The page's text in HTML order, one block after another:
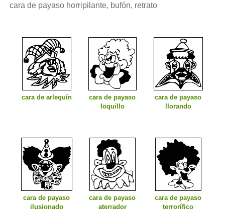
cara de payaso horripilante, bufón, retrato
cara de arlequín
cara de payaso
loquillo
cara de payaso
llorando
cara de payaso
ilusionado
cara de payaso
aterrador
cara de payaso
terrorífico